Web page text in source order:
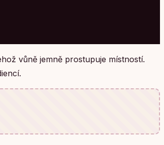
vůně jemně prostupuje místností.